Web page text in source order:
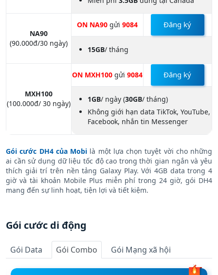
NA90
(90.000đ/30 ngày)
ON NA90 gửi 9084 Đăng ký
15GB/ tháng
MXH100
(100.000đ/ 30 ngày)
ON MXH100 gửi 9084 Đăng ký
1GB/ ngày (30GB/ tháng)
Không giới hạn data TikTok, YouTube,
Facebook, nhắn tin Messenger
Gói cước DH4 của Mobi là một lựa chọn tuyệt vời cho những
ai cần sử dụng dữ liệu tốc độ cao trong thời gian ngắn và yêu
thích giải trí trên nền tảng Galaxy Play. Với 4GB data trong 4
giờ và tài khoản Mobile Plus miễn phí trong 24 giờ, gói DH4
mang đến sự linh hoạt, tiện lợi và tiết kiệm.
Gói cước di động
Gói Data Gói Combo Gói Mạng xã hội